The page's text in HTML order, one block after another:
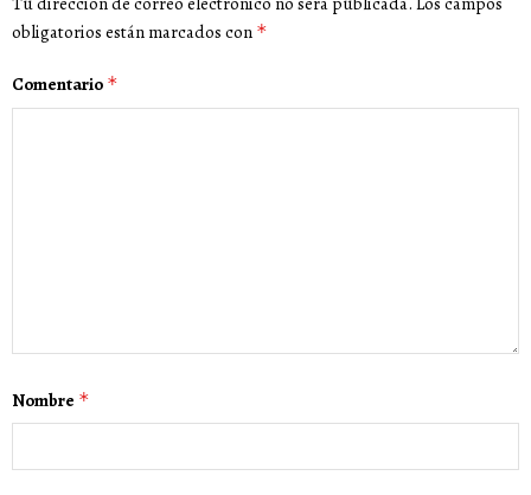
obligatorios están marcados con *
Comentario *
Nombre *